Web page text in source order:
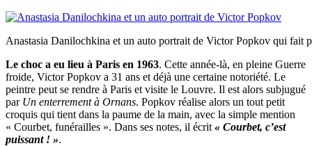
Anastasia Danilochkina et un auto portrait de Victor Popkov qui fait
Le choc a eu lieu à Paris en 1963. Cette année-là, en pleine Guerre
froide, Victor Popkov a 31 ans et déjà une certaine notoriété. Le
peintre peut se rendre à Paris et visite le Louvre. Il est alors subjugué
par Un enterrement à Ornans. Popkov réalise alors un tout petit
croquis qui tient dans la paume de la main, avec la simple mention
« Courbet, funérailles ». Dans ses notes, il écrit « Courbet, c’est
puissant ! ».